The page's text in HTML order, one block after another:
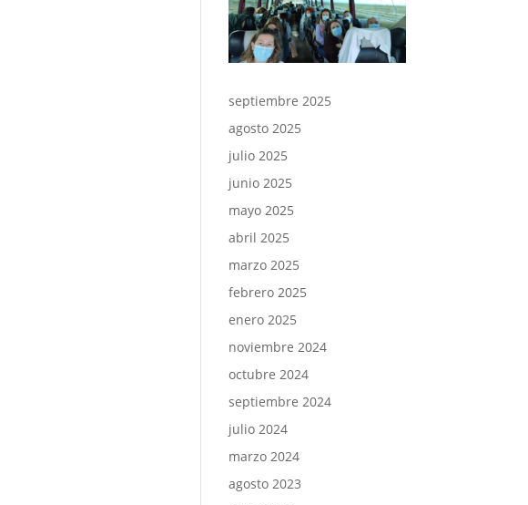
septiembre 2025
agosto 2025
julio 2025
junio 2025
mayo 2025
abril 2025
marzo 2025
febrero 2025
enero 2025
noviembre 2024
octubre 2024
septiembre 2024
julio 2024
marzo 2024
agosto 2023